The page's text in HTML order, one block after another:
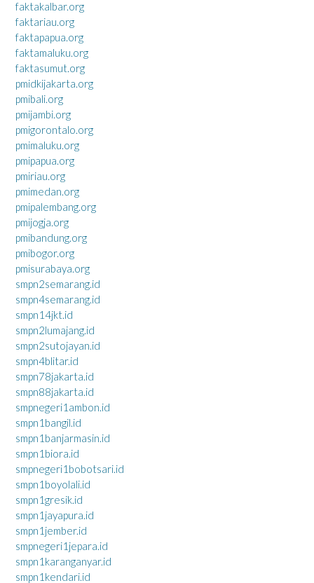
faktakalbar.org
faktariau.org
faktapapua.org
faktamaluku.org
faktasumut.org
pmidkijakarta.org
pmibali.org
pmijambi.org
pmigorontalo.org
pmimaluku.org
pmipapua.org
pmiriau.org
pmimedan.org
pmipalembang.org
pmijogja.org
pmibandung.org
pmibogor.org
pmisurabaya.org
smpn2semarang.id
smpn4semarang.id
smpn14jkt.id
smpn2lumajang.id
smpn2sutojayan.id
smpn4blitar.id
smpn78jakarta.id
smpn88jakarta.id
smpnegeri1ambon.id
smpn1bangil.id
smpn1banjarmasin.id
smpn1biora.id
smpnegeri1bobotsari.id
smpn1boyolali.id
smpn1gresik.id
smpn1jayapura.id
smpn1jember.id
smpnegeri1jepara.id
smpn1karanganyar.id
smpn1kendari.id